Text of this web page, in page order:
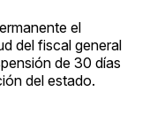
el
del fiscal general
de 30 días
del estado.